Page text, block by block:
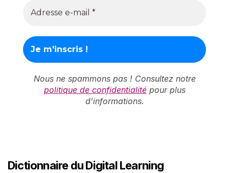
Nous ne spammons pas ! Consultez notre
politique de confidentialitépour plus
d’informations.
Dictionnaire du Digital Learning